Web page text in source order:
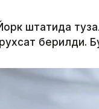
штатида
берилди.